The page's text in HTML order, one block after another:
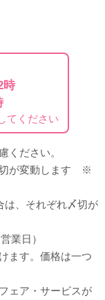
時
てください
ください。
切が変動します ※
は、それぞれ〆切が
業日）
ます。価格は一つ
ェア・サービスが